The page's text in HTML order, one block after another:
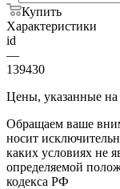
Купить
Характеристики
id
—
139430
Цены, указанные на
Обращаем ваше
носит
каких условиях не
определяемой
кодекса РФ